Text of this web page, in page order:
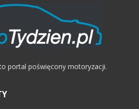
portal poświęcony motoryzacji.